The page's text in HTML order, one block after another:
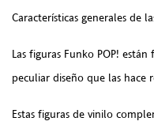
Características generales de
Las figuras Funko POP!
peculiar diseño que las
Estas figuras de vinilo